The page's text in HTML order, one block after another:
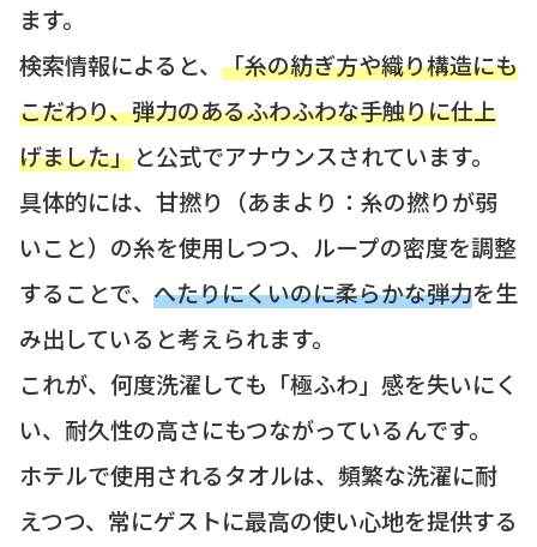
ます。
検索情報によると、 「糸の紡ぎ方や織り構造にも
こだわり、弾力のあるふわふわな手触りに仕上
げました」と公式でアナウンスされています。
具体的には、甘撚り（あまより：糸の撚りが弱
いこと）の糸を使用しつつ、ループの密度を調整
することで、 へたりにくいのに柔らかな弾力を生
み出していると考えられます。
これが、何度洗濯しても「極ふわ」感を失いにく
い、耐久性の高さにもつながっているんです。
ホテルで使用されるタオルは、頻繁な洗濯に耐
えつつ、常にゲストに最高の使い心地を提供する